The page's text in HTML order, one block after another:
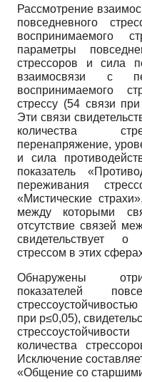
Рассмотрение
повседневного
воспринимаемого
параметры
стрессоров и сила
взаимосвязи с
воспринимаемого
стрессу (54 связи
Эти связи
количества
перенапряжение,
и сила
показатель
переживания
«Мистические
между которыми
отсутствие связей
свидетельствует о
стрессом в этих
Обнаружены
показателей
при р≤0,05),
количества
Исключение
«Общение со